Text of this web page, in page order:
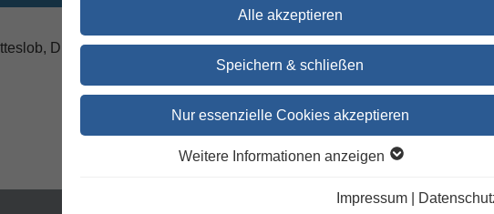
Alle akzeptieren
Speichern & schließen
Nur essenzielle Cookies akzeptieren
Weitere Informationen anzeigen
Impressum
Diözesananhang Paderborn
Orgelbuch zum Gotteslob,
Diözesananhang
Lieferbar innerhalb ca. 7 Werktagen;